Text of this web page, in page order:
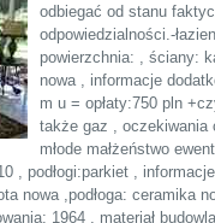
odbiegać od stanu
odpowiedzialności.-
powierzchnia: , ściany:
nowa , informacje
m u = opłaty:750 pln
także gaz , oczekiwania
młode małżeństwo
, podłogi:parkiet ,
nowa ,podłoga: ceramika
1964 , materiał